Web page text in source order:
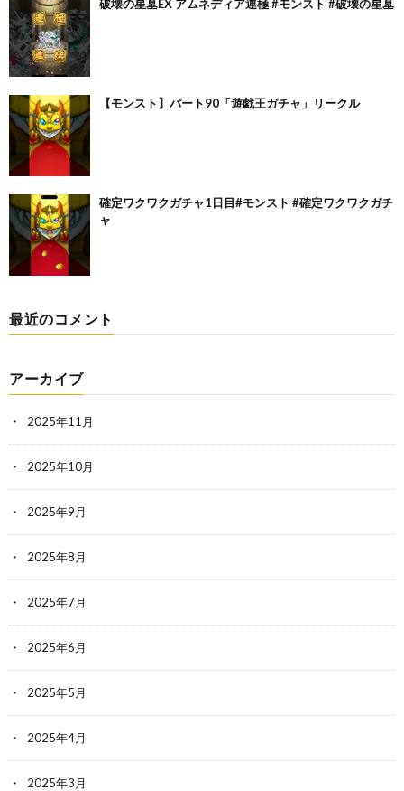
破壊の星墓EX アムネディア運極 #モンスト #破壊の星墓
【モンスト】パート90「遊戯王ガチャ」リークル
確定ワクワクガチャ1日目#モンスト #確定ワクワクガチ
ャ
最近のコメント
アーカイブ
2025年11月
2025年10月
2025年9月
2025年8月
2025年7月
2025年6月
2025年5月
2025年4月
2025年3月